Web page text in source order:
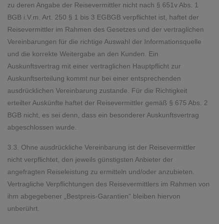
zu deren Angabe der Reisevermittler nicht nach § 651v Abs. 1
BGB i.V.m. Art. 250 § 1 bis 3 EGBGB verpflichtet ist, haftet der
Reisevermittler im Rahmen des Gesetzes und der vertraglichen
Vereinbarungen für die richtige Auswahl der Informationsquelle
und die korrekte Weitergabe an den Kunden. Ein
Auskunftsvertrag mit einer vertraglichen Hauptpflicht zur
Auskunftserteilung kommt nur bei einer entsprechenden
ausdrücklichen Vereinbarung zustande. Für die Richtigkeit
erteilter Auskünfte haftet der Reisevermittler gemäß § 675 Abs. 2
BGB nicht, es sei denn, dass ein besonderer Auskunftsvertrag
abgeschlossen wurde.
3.3. Ohne ausdrückliche Vereinbarung ist der Reisevermittler
nicht verpflichtet, den jeweils günstigsten Anbieter der
angefragten Reiseleistung zu ermitteln und/oder anzubieten.
Vertragliche Verpflichtungen des Reisevermittlers im Rahmen von
ihm abgegebener „Bestpreis-Garantien“ bleiben hiervon
unberührt.